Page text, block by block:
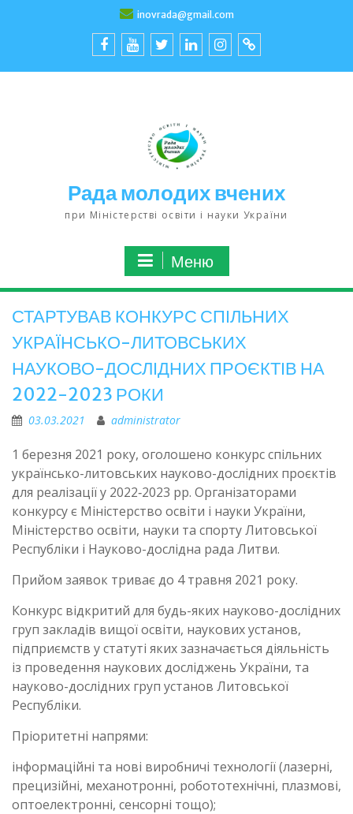
inovrada@gmail.com
Рада молодих вчених
при Міністерстві освіти і науки України
Меню
СТАРТУВАВ КОНКУРС СПІЛЬНИХ
УКРАЇНСЬКО-ЛИТОВСЬКИХ
НАУКОВО-ДОСЛІДНИХ ПРОЄКТІВ НА
2022-2023 РОКИ
03.03.2021 administrator
1 березня 2021 року, оголошено конкурс спільних
українсько-литовських науково-дослідних проєктів
для реалізації у 2022‑2023 рр. Організаторами
конкурсу є Міністерство освіти і науки України,
Міністерство освіти, науки та спорту Литовської
Республіки і Науково-дослідна рада Литви.
Прийом заявок триває до 4 травня 2021 року.
Конкурс відкритий для будь-яких науково-дослідних
груп закладів вищої освіти, наукових установ,
підприємств у статуті яких зазначається діяльність
із проведення наукових досліджень України, та
науково-дослідних груп установ Литовської
Республіки.
Пріоритетні напрями:
інформаційні та нові виробничі технології (лазерні,
прецизійні, механотронні, робототехнічні, плазмові,
оптоелектронні, сенсорні тощо);